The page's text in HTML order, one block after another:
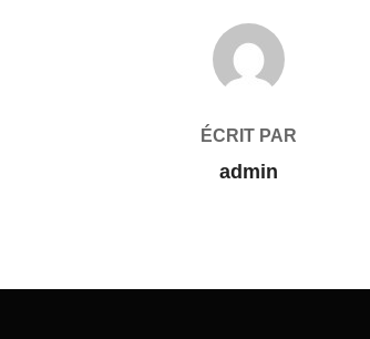
AUTEUR DE LA PUBLICATION
ÉCRIT PAR
admin